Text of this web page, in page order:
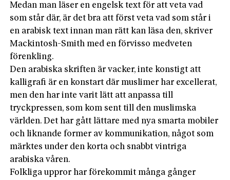
Medan man läser en engelsk text för att veta vad
som står där, är det bra att först veta vad som står i
en arabisk text innan man rätt kan läsa den, skriver
Mackintosh-Smith med en förvisso medveten
förenkling.
Den arabiska skriften är vacker, inte konstigt att
kalligrafi är en konstart där muslimer har excellerat,
men den har inte varit lätt att anpassa till
tryckpressen, som kom sent till den muslimska
världen. Det har gått lättare med nya smarta mobiler
och liknande former av kommunikation, något som
märktes under den korta och snabbt vintriga
arabiska våren.
Folkliga uppror har förekommit många gånger